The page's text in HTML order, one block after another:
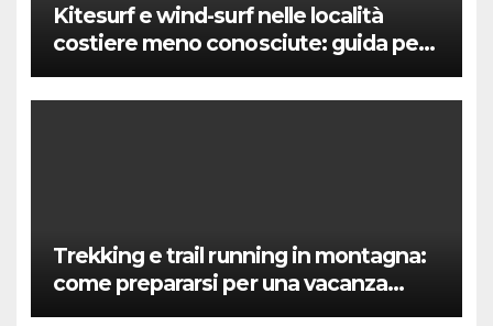
Kitesurf e wind-surf nelle località
costiere meno conosciute: guida per
sportivi
Trekking e trail running in montagna:
come prepararsi per una vacanza
sportiva